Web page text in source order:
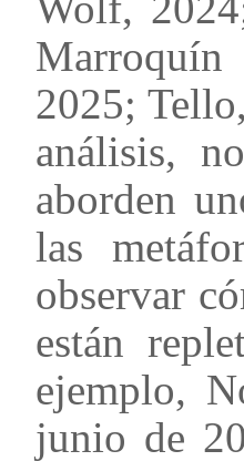
2025;
análisis,
aborden
las
observar
están
ejemplo,
junio de